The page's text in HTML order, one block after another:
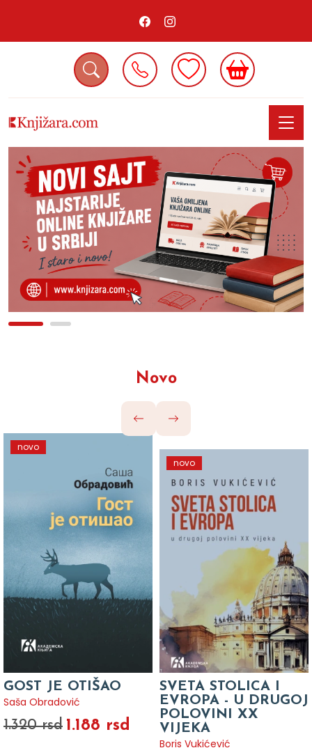
Novo
novo
GOST JE OTIŠAO
Saša Obradović
1.320 rsd 1.188 rsd
novo
SVETA STOLICA I
EVROPA - U DRUGOJ
POLOVINI XX
VIJEKA
Boris Vukićević